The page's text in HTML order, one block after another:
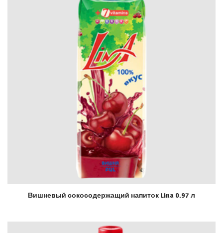
Вишневый сокосодержащий напиток Lina 0.97 л